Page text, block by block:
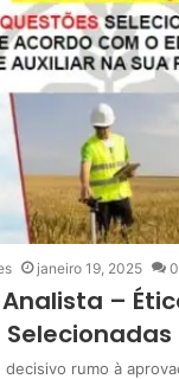
janeiro 19, 2025 0
–
decisivo rumo à